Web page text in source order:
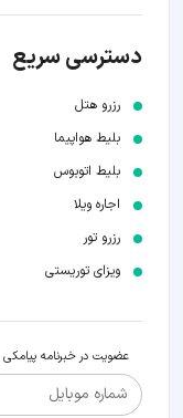
دسترسی سریع
رزرو هتل
بلیط هواپیما
بلیط اتوبوس
اجاره ویلا
رزرو تور
ویزای توریستی
عضویت در خبرنامه پیامکی
شماره موبایل